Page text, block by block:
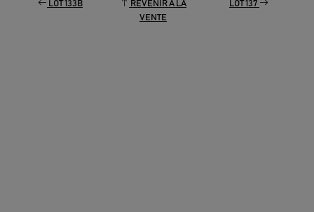
LOT 133B
REVENIR À LA
VENTE
LOT 137